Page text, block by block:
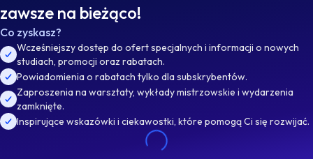
zawsze na bieżąco!
Co zyskasz?
Wcześniejszy dostęp do ofert specjalnych i informacji o nowych
studiach, promocji oraz rabatach.
Powiadomienia o rabatach tylko dla subskrybentów.
Zaproszenia na warsztaty, wykłady mistrzowskie i wydarzenia
zamknięte.
Inspirujące wskazówki i ciekawostki, które pomogą Ci się rozwijać.